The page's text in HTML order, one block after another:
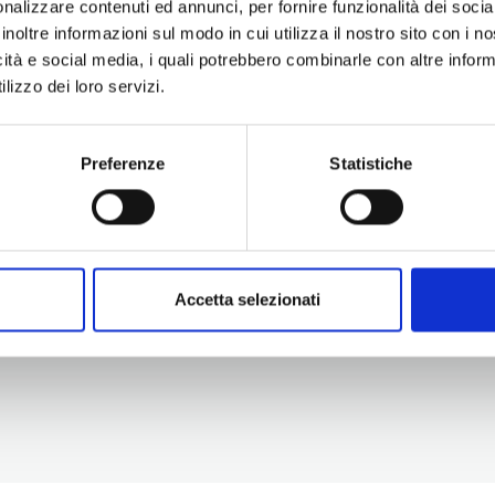
contenuti ed annunci, per fornire funzionalità dei
informazioni sul modo in cui utilizza il nostro sito con i
e social media, i quali potrebbero combinarle con altre
dei loro servizi.
Preferenze Statistiche
Accetta selezionati
Information
Promotion and Development Service
Internationalisation, Tourism and
Cultural Heritage
turismo@tno.camcom.it
Experiences
Territory
Events
Attractions
Who we are
Press & media